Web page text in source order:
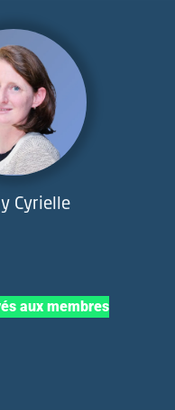
Cyrielle
aux membres